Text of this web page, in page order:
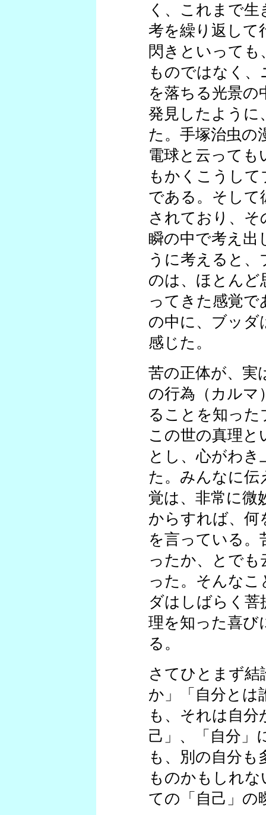
く、これまで
考を繰り返して
閃きといっても
ものではなく
を落ちる光景の
発見したように
た。手塚治虫の
電球と云っても
もかくこうし
である。そして
されており、そ
瞬の中で考え出
うに考えると
のは、ほとんど
ってきた感覚
の中に、ブッダ
感じた。
苦の正体が、実
の行為（カルマ
ることを知っ
この世の真理と
とし、心がわ
た。みんなに伝
覚は、非常に微
からすれば、何
を言っている。
ったか、とで
った。そんな
ダはしばらく菩
理を知った喜び
る。
さてひとまず結
か」「自分とは
も、それは自分
己」、「自分」
も、別の自分も
ものかもしれ
ての「自己」の